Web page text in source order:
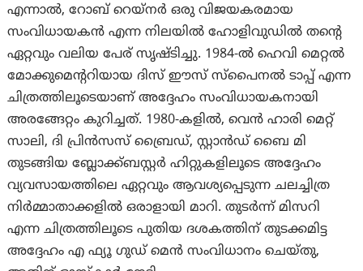
എന്നാല്‍, റോബ് റെയ്‌നർ ഒരു വിജയകരമായ
സംവിധായകൻ എന്ന നിലയിൽ ഹോളിവുഡിൽ തന്റെ
ഏറ്റവും വലിയ പേര് സൃഷ്ടിച്ചു. 1984-ൽ ഹെവി മെറ്റൽ
മോക്കുമെന്ററിയായ ദിസ് ഈസ് സ്പൈനൽ ടാപ്പ് എന്ന
ചിത്രത്തിലൂടെയാണ് അദ്ദേഹം സംവിധായകനായി
അരങ്ങേറ്റം കുറിച്ചത്. 1980-കളിൽ, വെൻ ഹാരി മെറ്റ്
സാലി, ദി പ്രിൻസസ് ബ്രൈഡ്, സ്റ്റാൻഡ് ബൈ മി
തുടങ്ങിയ ബ്ലോക്ക്ബസ്റ്റർ ഹിറ്റുകളിലൂടെ അദ്ദേഹം
വ്യവസായത്തിലെ ഏറ്റവും ആവശ്യപ്പെടുന്ന ചലച്ചിത്ര
നിർമ്മാതാക്കളിൽ ഒരാളായി മാറി. തുടർന്ന് മിസറി
എന്ന ചിത്രത്തിലൂടെ പുതിയ ദശകത്തിന് തുടക്കമിട്ട
അദ്ദേഹം എ ഫ്യൂ ഗുഡ് മെൻ സംവിധാനം ചെയ്തു,